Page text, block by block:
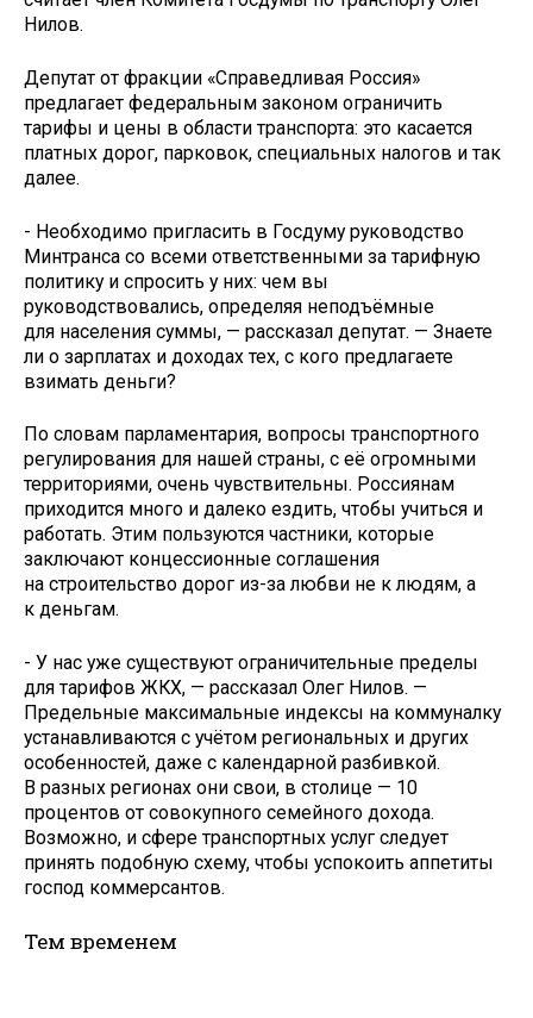
Нилов.
Депутат от фракции «Справедливая Россия»
предлагает федеральным законом ограничить
тарифы и цены в области транспорта: это касается
платных дорог, парковок, специальных налогов и так
далее.
- Необходимо пригласить в Госдуму руководство
Минтранса со всеми ответственными за тарифную
политику и спросить у них: чем вы
руководствовались, определяя неподъёмные
для населения суммы, — рассказал депутат. — Знаете
ли о зарплатах и доходах тех, с кого предлагаете
взимать деньги?
По словам парламентария, вопросы транспортного
регулирования для нашей страны, с её огромными
территориями, очень чувствительны. Россиянам
приходится много и далеко ездить, чтобы учиться и
работать. Этим пользуются частники, которые
заключают концессионные соглашения
на строительство дорог из-за любви не к людям, а
к деньгам.
- У нас уже существуют ограничительные пределы
для тарифов ЖКХ, — рассказал Олег Нилов. —
Предельные максимальные индексы на коммуналку
устанавливаются с учётом региональных и других
особенностей, даже с календарной разбивкой.
В разных регионах они свои, в столице — 10
процентов от совокупного семейного дохода.
Возможно, и сфере транспортных услуг следует
принять подобную схему, чтобы успокоить аппетиты
господ коммерсантов.
Тем временем